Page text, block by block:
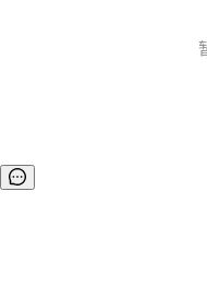
t/docs/node.html 3.